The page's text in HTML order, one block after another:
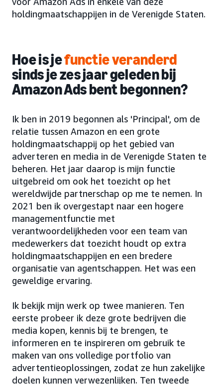
holdingmaatschappijen in de Verenigde Staten.
Hoe is jefunctie veranderd
sinds je zes jaar geleden bij
Amazon Ads bent begonnen?
Ik ben in 2019 begonnen als 'Principal', om de
relatie tussen Amazon en een grote
holdingmaatschappij op het gebied van
adverteren en media in de Verenigde Staten te
beheren. Het jaar daarop is mijn functie
uitgebreid om ook het toezicht op het
wereldwijde partnerschap op me te nemen. In
2021 ben ik overgestapt naar een hogere
managementfunctie met
verantwoordelijkheden voor een team van
medewerkers dat toezicht houdt op extra
holdingmaatschappijen en een bredere
organisatie van agentschappen. Het was een
geweldige ervaring.
Ik bekijk mijn werk op twee manieren. Ten
eerste probeer ik deze grote bedrijven die
media kopen, kennis bij te brengen, te
informeren en te inspireren om gebruik te
maken van ons volledige portfolio van
advertentieoplossingen, zodat ze hun zakelijke
doelen kunnen verwezenlijken. Ten tweede